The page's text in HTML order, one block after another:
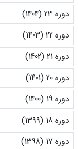
دوره 23 (1404)
دوره 22 (1403)
دوره 21 (1402)
دوره 20 (1401)
دوره 19 (1400)
دوره 18 (1399)
دوره 17 (1398)